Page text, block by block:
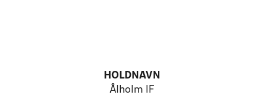
HOLDNAVN
Ålholm IF